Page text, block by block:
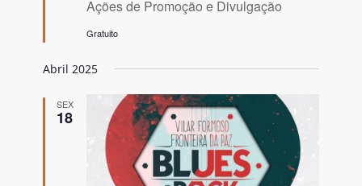
Ações de Promoção e Divulgação
Gratuito
Abril 2025
SEX
18